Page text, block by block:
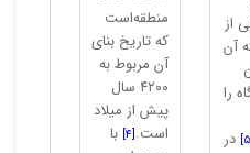
منطقه‌است
که تاریخ بنای
آن مربوط به
۴۲۰۰ سال
پیش از میلاد
است.[۴]
با
از
آن
را
در